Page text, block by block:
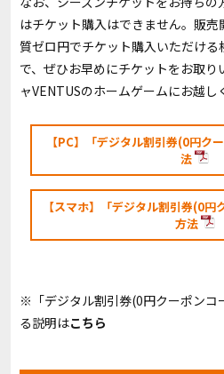
はチケット購入はできません。販
質ゼロ円でチケット購入いただけ
で、ぜひお早めにチケットをお取り
ャVENTUSのホームゲームにお越し
【PC】「デジタル割引券(0円ク
法
【スマホ】「デジタル割引券(0
方法
※「デジタル割引券(0円クーポンコ
る説明はこちら